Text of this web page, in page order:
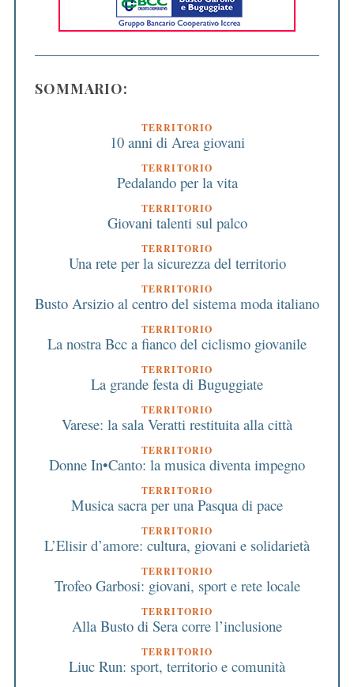
SOMMARIO:
TERRITORIO
10 anni di Area giovani
TERRITORIO
Pedalando per la vita
TERRITORIO
Giovani talenti sul palco
TERRITORIO
Una rete per la sicurezza del territorio
TERRITORIO
Busto Arsizio al centro del sistema moda italiano
TERRITORIO
La nostra Bcc a fianco del ciclismo giovanile
TERRITORIO
La grande festa di Buguggiate
TERRITORIO
Varese: la sala Veratti restituita alla città
TERRITORIO
Donne In•Canto: la musica diventa impegno
TERRITORIO
Musica sacra per una Pasqua di pace
TERRITORIO
L’Elisir d’amore: cultura, giovani e solidarietà
TERRITORIO
Trofeo Garbosi: giovani, sport e rete locale
TERRITORIO
Alla Busto di Sera corre l’inclusione
TERRITORIO
Liuc Run: sport, territorio e comunità